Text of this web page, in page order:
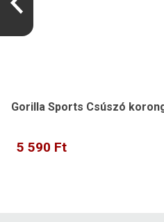
Gorilla Sports Csúszó
5 590 Ft